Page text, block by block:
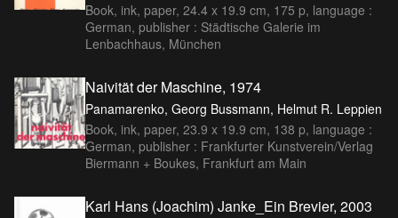
Book, ink, paper, 24.4 x 19.9 cm, 175 p, language :
German, publisher : Städtische Galerie im
Lenbachhaus, München
Naivität der Maschine, 1974
Panamarenko, Georg Bussmann, Helmut R. Leppien
Book, ink, paper, 23.9 x 19.9 cm, 138 p, language :
German, publisher : Frankfurter Kunstverein/Verlag
Biermann + Boukes, Frankfurt am Main
Karl Hans (Joachim) Janke_Ein Brevier, 2003